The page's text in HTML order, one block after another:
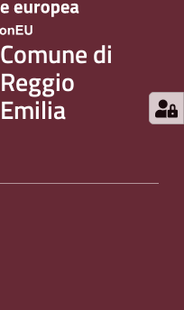
Comune di
Reggio
Emilia